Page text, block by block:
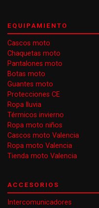
EQUIPAMIENTO
Cascos moto
Chaquetas moto
Pantalones moto
Botas moto
Guantes moto
Protecciones CE
Ropa lluvia
Térmicos invierno
Ropa moto niños
Cascos moto Valencia
Ropa moto Valencia
Tienda moto Valencia
ACCESORIOS
Intercomunicadores